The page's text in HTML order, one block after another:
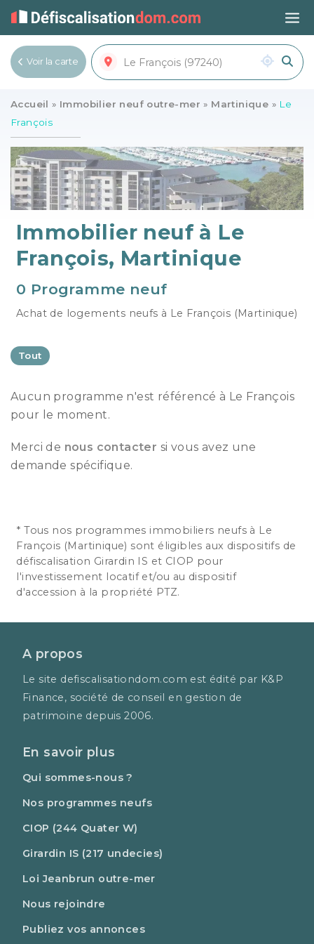
Accueil » Immobilier neuf outre-mer » Martinique » Le
François
Immobilier neuf à Le
François, Martinique
0 Programme neuf
Achat de logements neufs à Le François (Martinique)
Voir la carte
Tout
Aucun programme n'est référencé à Le François
pour le moment.
Merci de nous contacter si vous avez une
demande spécifique.
* Tous nos programmes immobiliers neufs à Le
François (Martinique) sont éligibles aux dispositifs de
défiscalisation Girardin IS et CIOP pour
l'investissement locatif et/ou au dispositif
d'accession à la propriété PTZ.
Voir la liste
A propos
Le site defiscalisationdom.com est édité par K&P
Finance, société de conseil en gestion de
patrimoine depuis 2006.
En savoir plus
Qui sommes-nous ?
Nos programmes neufs
CIOP (244 Quater W)
Girardin IS (217 undecies)
Loi Jeanbrun outre-mer
Nous rejoindre
Publiez vos annonces